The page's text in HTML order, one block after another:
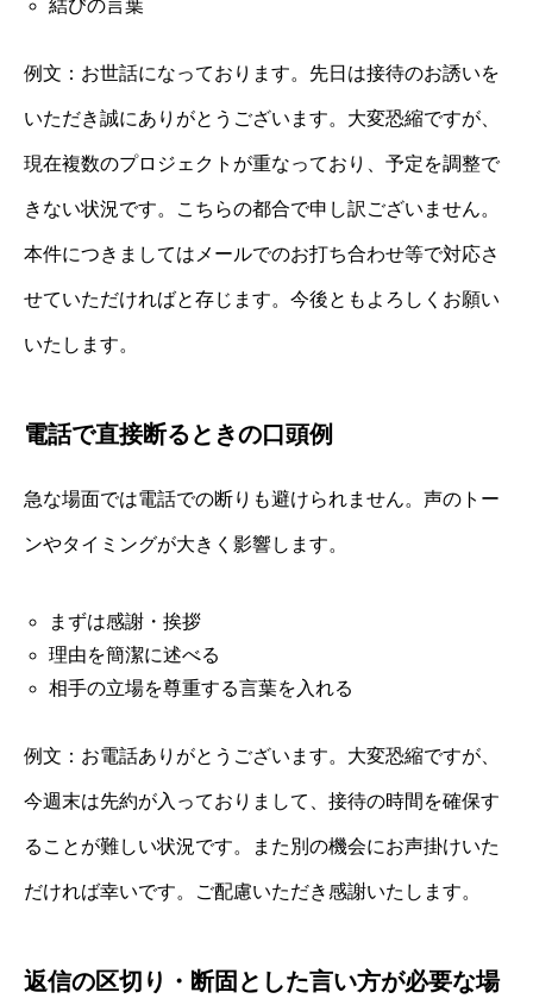
結びの言葉
例文：お世話になっております。先日は接待のお誘いを
いただき誠にありがとうございます。大変恐縮ですが、
現在複数のプロジェクトが重なっており、予定を調整で
きない状況です。こちらの都合で申し訳ございません。
本件につきましてはメールでのお打ち合わせ等で対応さ
せていただければと存じます。今後ともよろしくお願い
いたします。
電話で直接断るときの口頭例
急な場面では電話での断りも避けられません。声のトー
ンやタイミングが大きく影響します。
まずは感謝・挨拶
理由を簡潔に述べる
相手の立場を尊重する言葉を入れる
例文：お電話ありがとうございます。大変恐縮ですが、
今週末は先約が入っておりまして、接待の時間を確保す
ることが難しい状況です。また別の機会にお声掛けいた
だければ幸いです。ご配慮いただき感謝いたします。
返信の区切り・断固とした言い方が必要な場